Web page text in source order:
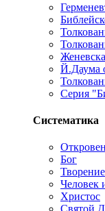
Й.Даума
Серия
Систематика
Бог
Творение
Человек
Христос